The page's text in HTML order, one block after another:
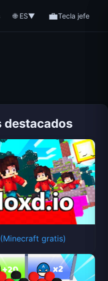
🌐 ES▼ 💼Tecla jefe
destacados
gratis)